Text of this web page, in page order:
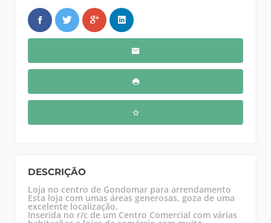
DESCRIÇÃO
Loja no centro de Gondomar para arrendamento
Esta loja com umas áreas generosas, goza de uma
excelente localização.
Inserida no r/c de um Centro Comercial com várias